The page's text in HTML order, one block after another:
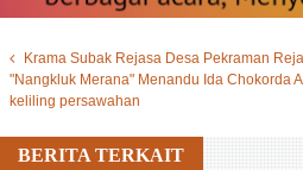
Krama Subak Rejasa Desa Pekraman
"Nangkluk Merana" Menandu Ida Chokorda
keliling persawahan
BERITA TERKAIT